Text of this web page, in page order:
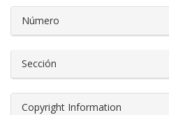
Número
Sección
Copyright Information